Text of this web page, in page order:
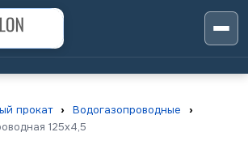
прокат › Водогазопроводные
›
125х4,5